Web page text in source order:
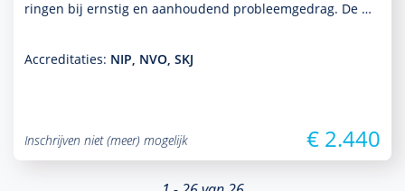
ringen bij ernstig en aanhoudend probleemgedrag. De …
Accreditaties: NIP, NVO, SKJ
Inschrijven niet (meer) mogelijk € 2.440